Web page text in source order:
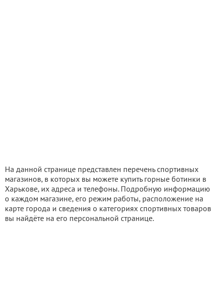
На данной странице представлен перечень спортивных
магазинов, в которых вы можете купить горные ботинки в
Харькове, их адреса и телефоны. Подробную информацию
о каждом магазине, его режим работы, расположение на
карте города и сведения о категориях спортивных товаров
вы найдёте на его персональной странице.